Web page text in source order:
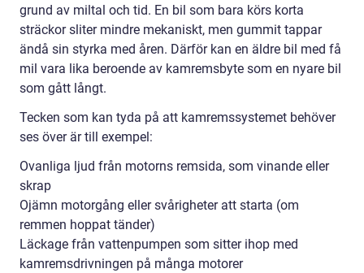
grund av miltal och tid. En bil som bara körs korta
sträckor sliter mindre mekaniskt, men gummit tappar
ändå sin styrka med åren. Därför kan en äldre bil med få
mil vara lika beroende av kamremsbyte som en nyare bil
som gått långt.
Tecken som kan tyda på att kamremssystemet behöver
ses över är till exempel:
Ovanliga ljud från motorns remsida, som vinande eller
skrap
Ojämn motorgång eller svårigheter att starta (om
remmen hoppat tänder)
Läckage från vattenpumpen som sitter ihop med
kamremsdrivningen på många motorer